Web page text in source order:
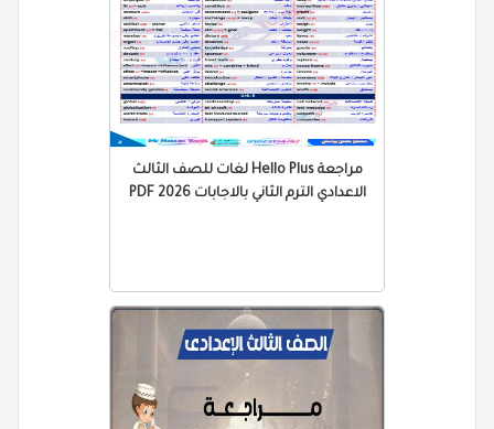
مراجعة Hello Plus لغات للصف الثالث
الاعدادي الترم الثاني بالاجابات 2026 PDF